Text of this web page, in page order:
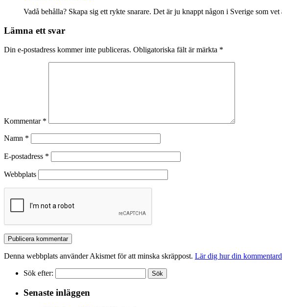
Vadå behålla? Skapa sig ett rykte snarare. Det är ju knappt någon i Sverige som
Lämna ett svar
Din e-postadress kommer inte publiceras. Obligatoriska fält är märkta *
Kommentar *
Namn *
E-postadress *
Webbplats
Denna webbplats använder Akismet för att minska skräppost. Lär dig hur din
Sök efter:
Senaste inläggen